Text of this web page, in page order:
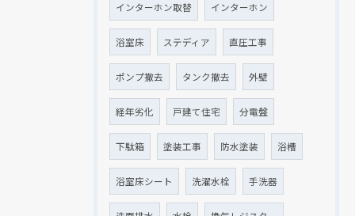
インターホン取替 インターホン
浴室床 ステディア 直圧工事
ポンプ撤去 タンク撤去 外壁
経年劣化 戸建て住宅 分電盤
下駄箱 塗装工事 防水塗装 浴槽
浴室床シート 洗濯水栓 手洗器